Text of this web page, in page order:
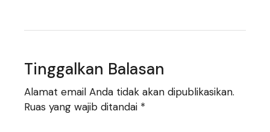
Tinggalkan Balasan
Alamat email Anda tidak akan dipublikasikan.
Ruas yang wajib ditandai *